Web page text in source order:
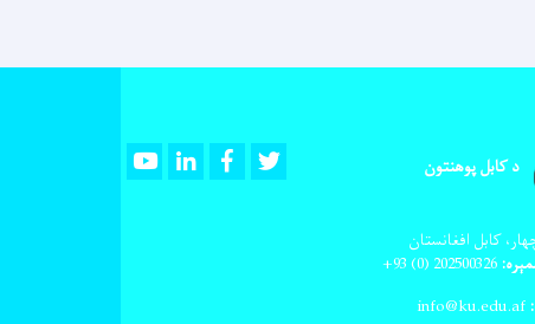
د کابل پوهنتون YoutubeLinkedInFacebook
کابل افغانستان
202500326
(0) 93+